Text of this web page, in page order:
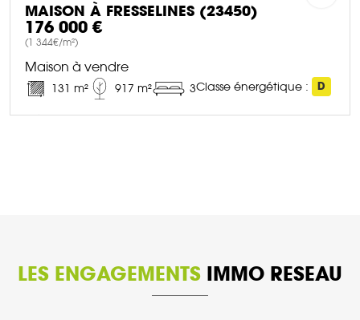
MAISON À FRESSELINES (23450)
176 000 €
(1 344€/m²)
Maison à vendre
131 m² 917 m² 3Classe énergétique : D
LES ENGAGEMENTS IMMO RESEAU